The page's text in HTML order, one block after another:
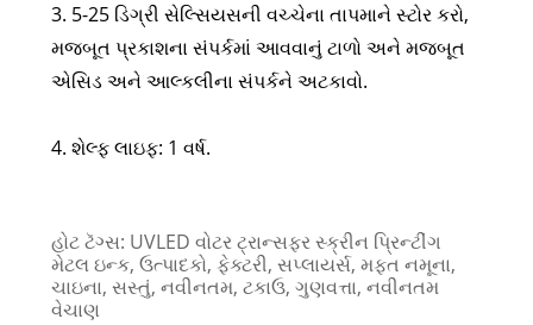
3. 5-25 ડિગ્રી સેલ્સિયસની વચ્ચેના તાપમાને સ્ટોર કરો,
મજબૂત પ્રકાશના સંપર્કમાં આવવાનું ટાળો અને મજબૂત
એસિડ અને આલ્કલીના સંપર્કને અટકાવો.
4. શેલ્ફ લાઇફ: 1 વર્ષ.
હોટ ટૅગ્સ: UVLED વોટર ટ્રાન્સફર સ્ક્રીન પ્રિન્ટીંગ
મેટલ ઇન્ક, ઉત્પાદકો, ફેક્ટરી, સપ્લાયર્સ, મફત નમૂના,
ચાઇના, સસ્તું, નવીનતમ, ટકાઉ, ગુણવત્તા, નવીનતમ
વેચાણ